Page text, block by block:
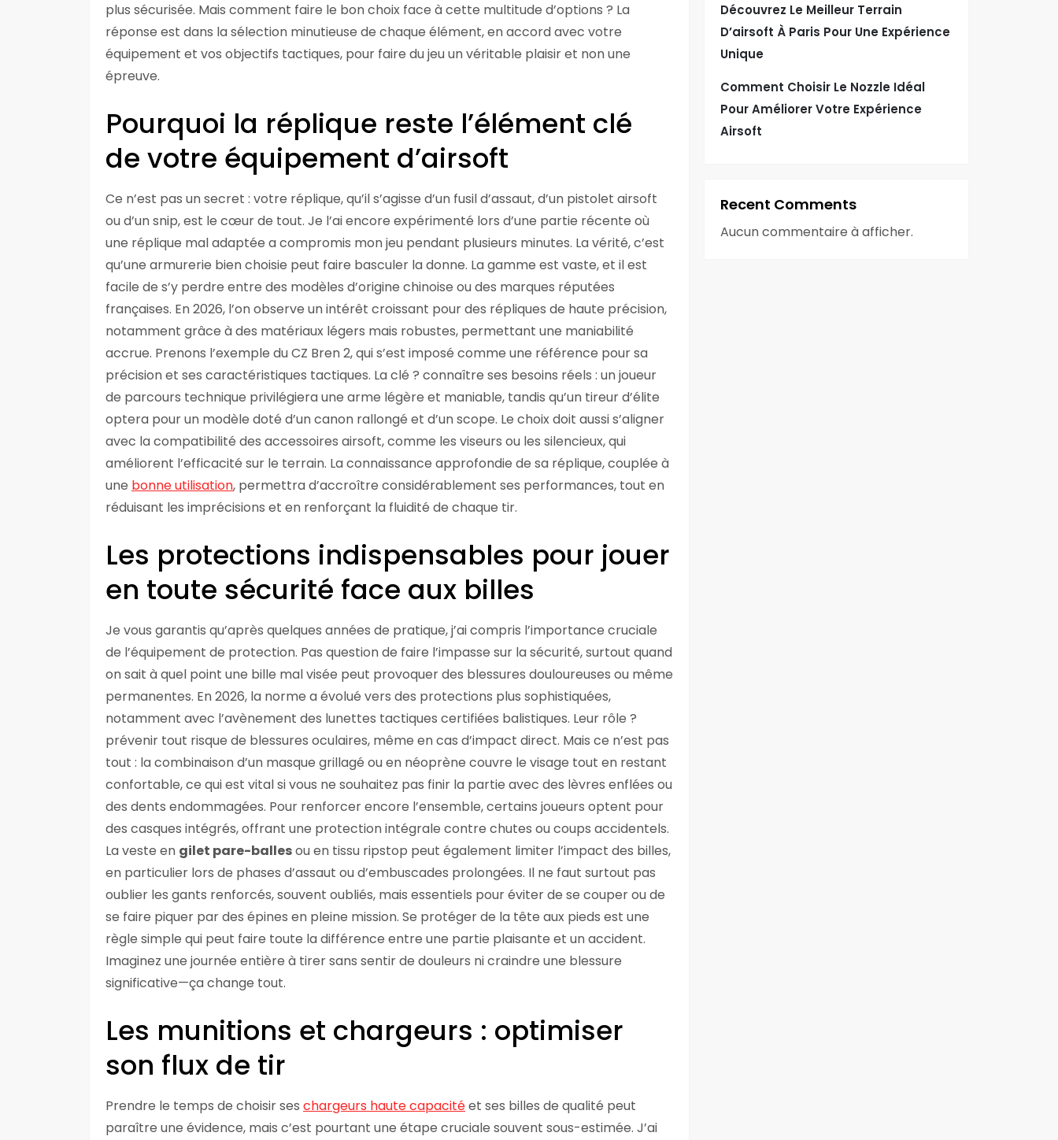
plus sécurisée. Mais comment faire le bon choix face à cette multitude d’options ? La
réponse est dans la sélection minutieuse de chaque élément, en accord avec votre
équipement et vos objectifs tactiques, pour faire du jeu un véritable plaisir et non une
épreuve.
Pourquoi la réplique reste l’élément clé
de votre équipement d’airsoft
Ce n’est pas un secret : votre réplique, qu’il s’agisse d’un fusil d’assaut, d’un pistolet airsoft
ou d’un snip, est le cœur de tout. Je l’ai encore expérimenté lors d’une partie récente où
une réplique mal adaptée a compromis mon jeu pendant plusieurs minutes. La vérité, c’est
qu’une armurerie bien choisie peut faire basculer la donne. La gamme est vaste, et il est
facile de s’y perdre entre des modèles d’origine chinoise ou des marques réputées
françaises. En 2026, l’on observe un intérêt croissant pour des répliques de haute précision,
notamment grâce à des matériaux légers mais robustes, permettant une maniabilité
accrue. Prenons l’exemple du CZ Bren 2, qui s’est imposé comme une référence pour sa
précision et ses caractéristiques tactiques. La clé ? connaître ses besoins réels : un joueur
de parcours technique privilégiera une arme légère et maniable, tandis qu’un tireur d’élite
optera pour un modèle doté d’un canon rallongé et d’un scope. Le choix doit aussi s’aligner
avec la compatibilité des accessoires airsoft, comme les viseurs ou les silencieux, qui
améliorent l’efficacité sur le terrain. La connaissance approfondie de sa réplique, couplée à
une bonne utilisation, permettra d’accroître considérablement ses performances, tout en
réduisant les imprécisions et en renforçant la fluidité de chaque tir.
Les protections indispensables pour jouer
en toute sécurité face aux billes
Je vous garantis qu’après quelques années de pratique, j’ai compris l’importance cruciale
de l’équipement de protection. Pas question de faire l’impasse sur la sécurité, surtout quand
on sait à quel point une bille mal visée peut provoquer des blessures douloureuses ou même
permanentes. En 2026, la norme a évolué vers des protections plus sophistiquées,
notamment avec l’avènement des lunettes tactiques certifiées balistiques. Leur rôle ?
prévenir tout risque de blessures oculaires, même en cas d’impact direct. Mais ce n’est pas
tout : la combinaison d’un masque grillagé ou en néoprène couvre le visage tout en restant
confortable, ce qui est vital si vous ne souhaitez pas finir la partie avec des lèvres enflées ou
des dents endommagées. Pour renforcer encore l’ensemble, certains joueurs optent pour
des casques intégrés, offrant une protection intégrale contre chutes ou coups accidentels.
La veste en gilet pare-ballesou en tissu ripstop peut également limiter l’impact des billes,
en particulier lors de phases d’assaut ou d’embuscades prolongées. Il ne faut surtout pas
oublier les gants renforcés, souvent oubliés, mais essentiels pour éviter de se couper ou de
se faire piquer par des épines en pleine mission. Se protéger de la tête aux pieds est une
règle simple qui peut faire toute la différence entre une partie plaisante et un accident.
Imaginez une journée entière à tirer sans sentir de douleurs ni craindre une blessure
significative—ça change tout.
Les munitions et chargeurs : optimiser
son flux de tir
Prendre le temps de choisir ses chargeurs haute capacitéet ses billes de qualité peut
paraître une évidence, mais c’est pourtant une étape cruciale souvent sous-estimée. J’ai
Découvrez Le Meilleur Terrain
D’airsoft À Paris Pour Une Expérience
Unique
Comment Choisir Le Nozzle Idéal
Pour Améliorer Votre Expérience
Airsoft
Recent Comments
Aucun commentaire à afficher.